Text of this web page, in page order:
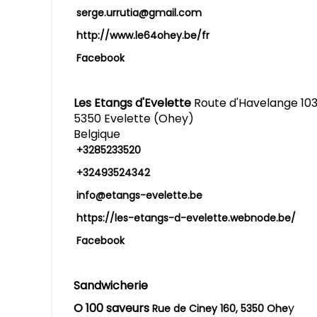
serge.urrutia@gmail.com
http://www.le64ohey.be/fr
Facebook
Les Etangs d'Evelette Route d'Havelange 103
5350 Evelette (Ohey)
Belgique
+3285233520
+32493524342
info@etangs-evelette.be
https://les-etangs-d-evelette.webnode.be/
Facebook
Sandwicherie
O 100 saveurs Rue de Ciney 160, 5350 Ohey